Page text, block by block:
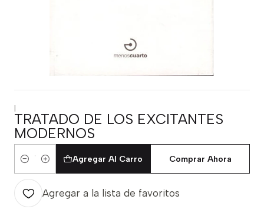
|
TRATADO DE LOS EXCITANTES
MODERNOS
Cantidad
Agregar Al Carro Comprar Ahora
Agregar a la lista de favoritos